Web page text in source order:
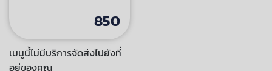
850
เมนูนี้ไม่มีบริการจัดส่งไปยังที่
อยู่ของคุณ